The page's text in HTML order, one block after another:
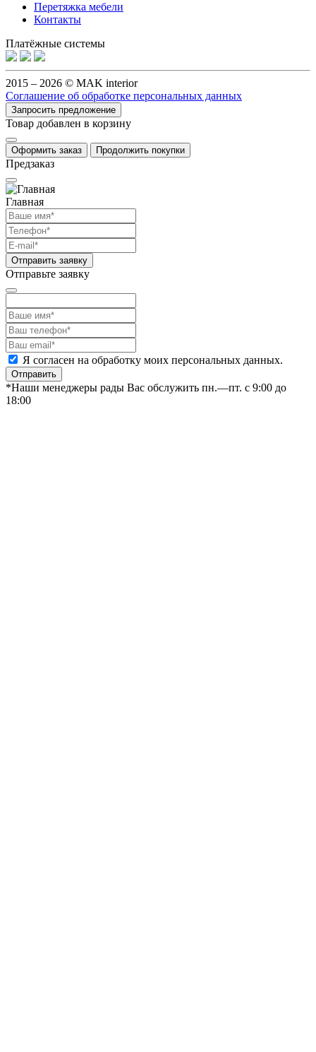
Перетяжка мебели
Контакты
Платёжные системы
2015 – 2026 © MAK interior
Соглашение об обработке персональных данных
Запросить предложение
Товар добавлен в корзину
Оформить заказ Продолжить покупки
Предзаказ
Главная
Отправить заявку
Отправьте заявку
Я согласен на обработку моих персональных данных.
Отправить
*Наши менеджеры рады Вас обслужить пн.—пт. с 9:00 до
18:00